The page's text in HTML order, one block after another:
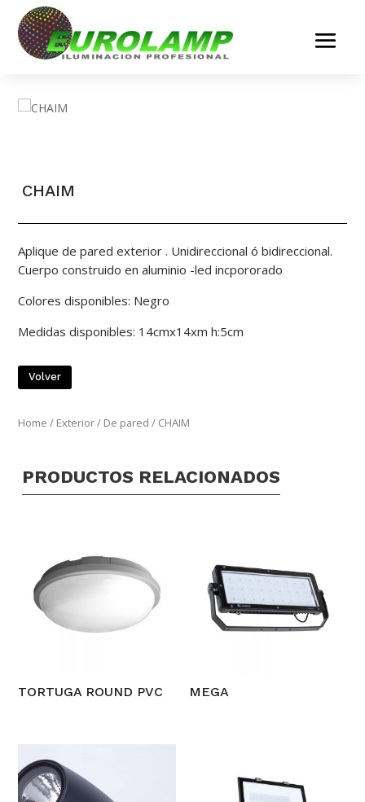
CHAIM
Aplique de pared exterior . Unidireccional ó bidireccional.
Cuerpo construido en aluminio -led incpororado
Colores disponibles: Negro
Medidas disponibles: 14cmx14xm h:5cm
Volver
Home / Exterior/ De pared / CHAIM
PRODUCTOS RELACIONADOS
TORTUGA ROUND PVC MEGA